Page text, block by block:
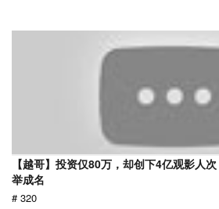
【越哥】投资仅80万，却创下4亿观影人
举成名
# 320